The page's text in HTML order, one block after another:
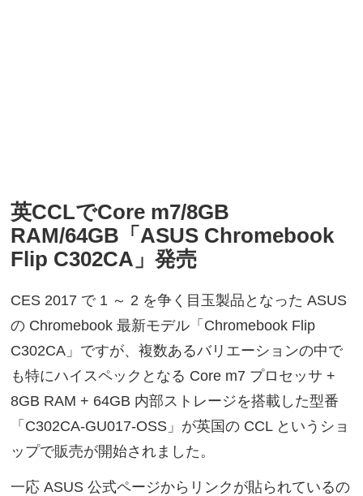
英CCLでCore m7/8GB
RAM/64GB「ASUS Chromebook
Flip C302CA」発売
CES 2017 で 1 ～ 2 を争く目玉製品となった ASUS
の Chromebook 最新モデル「Chromebook Flip
C302CA」ですが、複数あるバリエーションの中で
も特にハイスペックとなる Core m7 プロセッサ +
8GB RAM + 64GB 内部ストレージを搭載した型番
「C302CA-GU017-OSS」が英国の CCL というショ
ップで販売が開始されました。
一応 ASUS 公式ページからリンクが貼られているの